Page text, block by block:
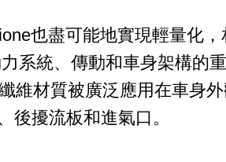
也盡可能地實現輕量化
系統、傳動和車身架構的
維材質被廣泛應用在車身
後擾流板和進氣口。